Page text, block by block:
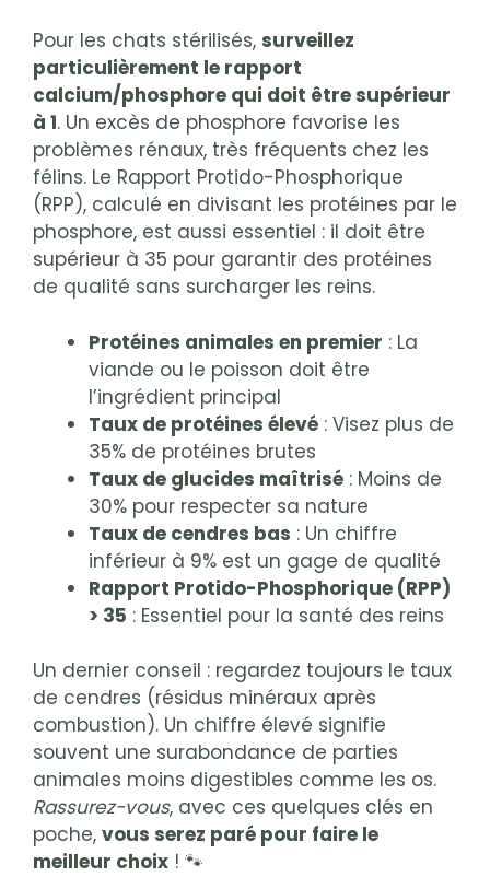
Pour les chats stérilisés, surveillez
particulièrement le rapport
calcium/phosphore qui doit être supérieur
à 1. Un excès de phosphore favorise les
problèmes rénaux, très fréquents chez les
félins. Le Rapport Protido-Phosphorique
(RPP), calculé en divisant les protéines par le
phosphore, est aussi essentiel : il doit être
supérieur à 35 pour garantir des protéines
de qualité sans surcharger les reins.
Protéines animales en premier : La
viande ou le poisson doit être
l’ingrédient principal
Taux de protéines élevé : Visez plus de
35% de protéines brutes
Taux de glucides maîtrisé : Moins de
30% pour respecter sa nature
Taux de cendres bas : Un chiffre
inférieur à 9% est un gage de qualité
Rapport Protido-Phosphorique (RPP)
> 35 : Essentiel pour la santé des reins
Un dernier conseil : regardez toujours le taux
de cendres (résidus minéraux après
combustion). Un chiffre élevé signifie
souvent une surabondance de parties
animales moins digestibles comme les os.
Rassurez-vous, avec ces quelques clés en
poche, vous serez paré pour faire le
meilleur choix ! 🐾